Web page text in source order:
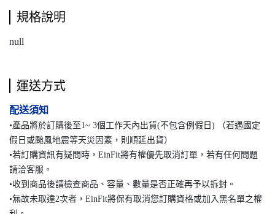
規格說明
null
運送方式
配送須知
•產品將於訂購後至1~ 3個工作天內出貨(不包含例假日) （若遇國定
假日或颱風地震等天災因素，則順延出貨）
•若訂購資訊有疑問時，EinFit將有權優先取消訂單，若有任何問題
請洽客服。
•收到商品後請檢查商品、容量、數量是否正確再予以拆封。
•無故未取達2次者，EinFit將保有取消您訂購資格或加入黑名單之權